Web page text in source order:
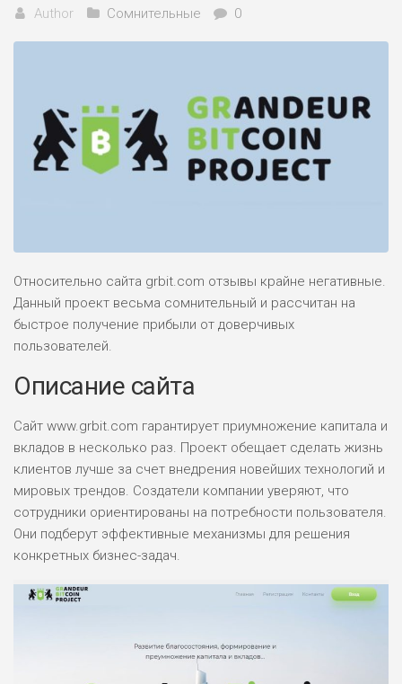
Author Сомнительные 0
Относительно сайта grbit.com отзывы крайне негативные.
Данный проект весьма сомнительный и рассчитан на
быстрое получение прибыли от доверчивых
пользователей.
Описание сайта
Сайт www.grbit.com гарантирует приумножение капитала и
вкладов в несколько раз. Проект обещает сделать жизнь
клиентов лучше за счет внедрения новейших технологий и
мировых трендов. Создатели компании уверяют, что
сотрудники ориентированы на потребности пользователя.
Они подберут эффективные механизмы для решения
конкретных бизнес-задач.